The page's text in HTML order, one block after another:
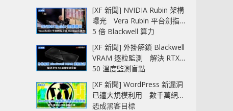
[XF 新聞] NVIDIA Rubin 架構
曝光 Vera Rubin 平台劍指
5 倍 Blackwell 算力
[XF 新聞] 外掛解鎖 Blackwell
VRAM 逐粒監測 解決 RTX
50 溫度監測盲點
[XF 新聞] WordPress 新漏洞
已遭大規模利用 數千萬網站
恐成黑客目標